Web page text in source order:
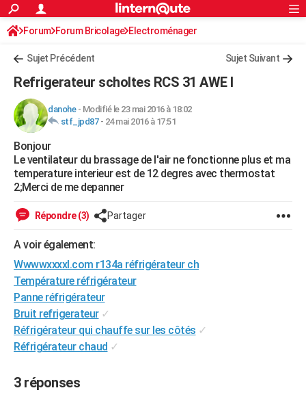
ACTUALITÉS
Politique
Société
Faits Divers
Education
Monde
Villes
+
FINANCE
Retraite
Impôts
Epargne
Immobilier
Risques naturels par ville
Banque
Assurance
Crédit
AUTO
Essais
Réserver un essai
Citadines
Berlines
SUV
Forum auto
+HIGH-TECH
Mobiles
Meilleur smartphone
Internet
Ordinateurs
Jeux vidéo
Guide high-tech
+BRICOLAGE
Forum
Aménagement intérieur
Extérieur
Cuisine
Salle de bains
Jardinage
Rangement
WEEK-END
LIFESTYLE
Art de vivre
Bien-être
Loisirs
Mode
Modes de vie
SANTE
Alimentation
Guide de la santé
Maladies
Médicaments
Sommeil
VOYAGE
Destinations
City break
Voyage nature
Voyage de noces
Forum
Climat
+PHOTO
GUIDES D'ACHAT
BONS PLANS
S'inscrire
Connexion
Forum Forum Bricolage Electroménager
Sujet Précédent Sujet Suivant
Refrigerateur scholtes RCS 31 AWE I
danohe- Modifié le 23 mai 2016 à 18:02
stf_jpd87- 24 mai 2016 à 17:51
Bonjour
Le ventilateur du brassage de l'air ne fonctionne plus et ma
temperature interieur est de 12 degres avec thermostat
2;Merci de me depanner
Répondre (3) Partager
A voir également:
Wwwwxxxxl.com r134a réfrigérateur ch
Température réfrigérateur
Panne réfrigérateur
Bruit refrigerateur ✓
Réfrigérateur qui chauffe sur les côtés ✓
Réfrigérateur chaud ✓
3 réponses